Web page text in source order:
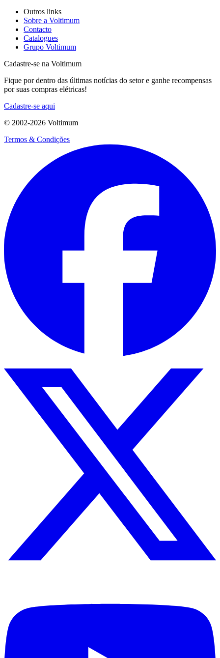
Outros links
Sobre a Voltimum
Contacto
Catalogues
Grupo Voltimum
Cadastre-se na Voltimum
Fique por dentro das últimas notícias do setor e ganhe recompensas
por suas compras elétricas!
Cadastre-se aqui
© 2002-2026 Voltimum
Termos & Condições